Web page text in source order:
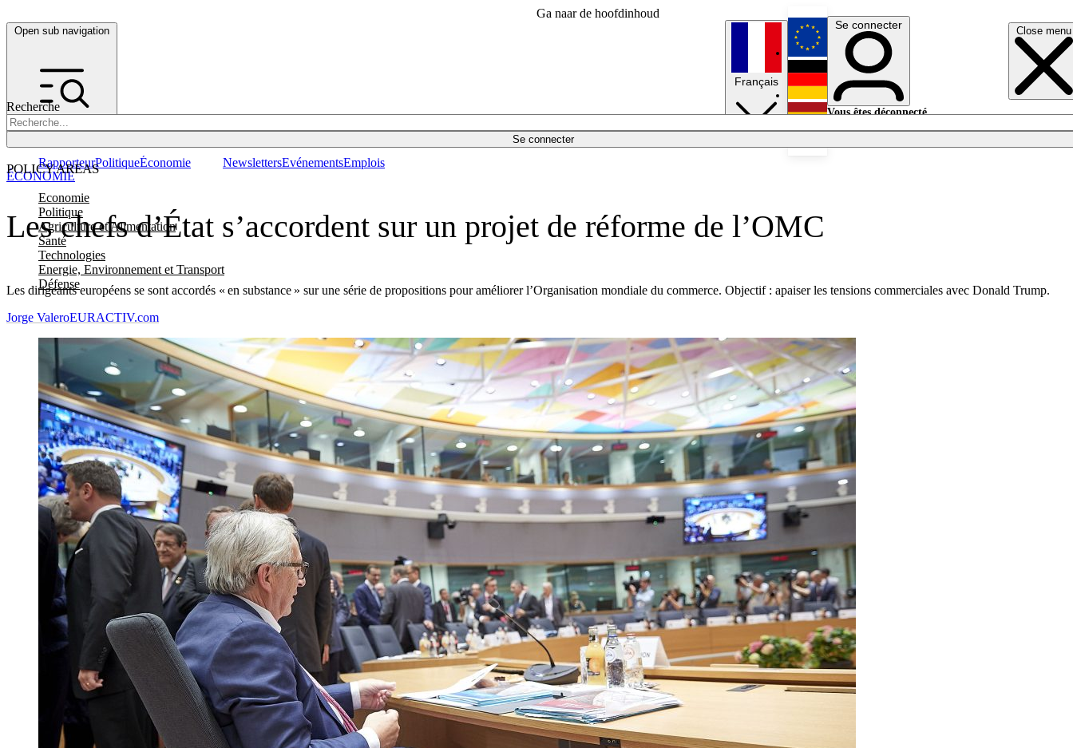
Ga naar de hoofdinhoud
Open sub navigation Close menu
Recherche
Se connecter
POLICY AREAS
Economie
Politique
Agriculture et Alimentation
Santé
Technologies
Energie, Environnement et Transport
Défense
RapporteurPolitiqueÉconomie NewslettersEvénementsEmplois
Français
English
Deutsch
Se connecter
Vous êtes déconnecté.
Les chefs d’État s’accordent sur un projet de réforme de l’OMC
Les dirigeants européens se sont accordés « en substance » sur une série de propositions pour améliorer l’Organisation mondiale du commerce. Objectif : apaiser les tensions commerciales avec Donald Trump.
ÉCONOMIE
Jorge ValeroEURACTIV.com